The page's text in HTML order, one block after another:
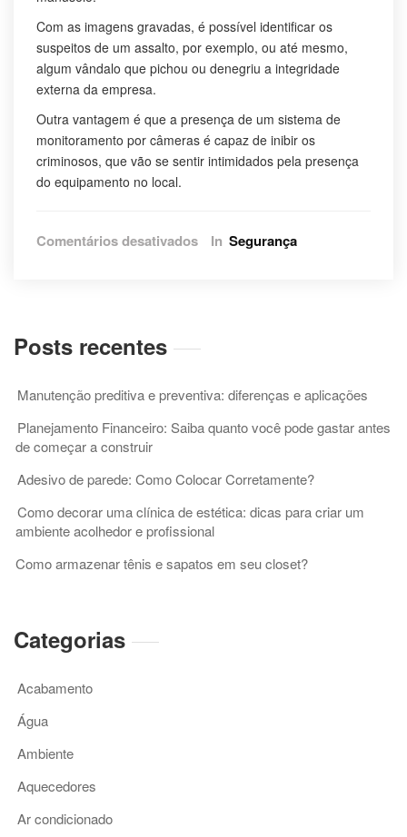
Com as imagens gravadas, é possível identificar os
suspeitos de um assalto, por exemplo, ou até mesmo,
algum vândalo que pichou ou denegriu a integridade
externa da empresa.
Outra vantagem é que a presença de um sistema de
monitoramento por câmeras é capaz de inibir os
criminosos, que vão se sentir intimidados pela presença
do equipamento no local.
Comentários desativadosem
segurança
sua
In Segurança
Posts recentes
Manutenção preditiva e preventiva: diferenças e aplicações
Planejamento Financeiro: Saiba quanto você pode gastar antes
de começar a construir
Adesivo de parede: Como Colocar Corretamente?
Como decorar uma clínica de estética: dicas para criar um
ambiente acolhedor e profissional
Como armazenar tênis e sapatos em seu closet?
Categorias
Acabamento
Água
Ambiente
Aquecedores
Ar condicionado